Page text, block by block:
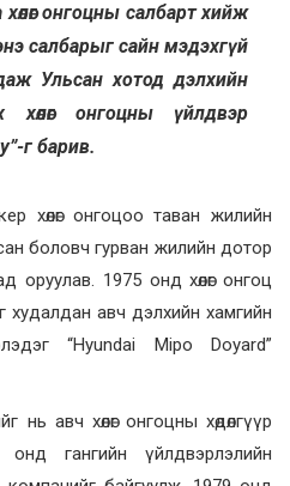
онгоцны салбарт хийж
салбарыг сайн мэдэхгүй
Ульсан хотод дэлхийн
онгоцны үйлдвэр
г барив.
хөлөг онгоцоо таван жилийн
боловч гурван жилийн дотор
1975 онд хөлөг онгоц
худалдан авч дэлхийн хамгийн
“Hyundai Mipo Doyard”
авч хөлөг онгоцны хөдөлгүүр
гангийн үйлдвэрлэлийн